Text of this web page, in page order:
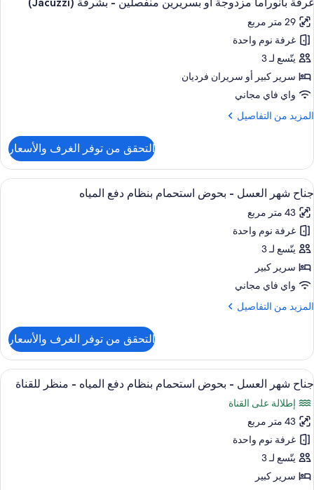
بسريرين
منفصلين
منظر
للقناة
جميع
صور
غرفة
بانوراما
مزدوجة
أو
بسريرين
منفصلين
29 متر مربع
غرفة نوم واحدة
يتّسع لـ 3
سرير كبير‫‬ أو سريران فرديان
واي فاي مجاني
المزيد من التفاصيل
المزيد
غرفة
بانوراما
مزدوجة
بسريرين
منفصلين
بشرفة
التحقق من توفر الغرف والأسعار
استعراض
جميع
صور
جناح
شهر
العسل
-
بحوض
استحمام
المياه
ألحفة محشوة بالريش وميني بار وخزنة
16
جناح شهر العسل - بحوض استحمام بنظام دفع المياه
43 متر مربع
غرفة نوم واحدة
يتّسع لـ 3
سرير كبير
واي فاي مجاني
المزيد من التفاصيل
المزيد
جناح
شهر
العسل
بحوض
استحمام
بنظام
دفع
المياه
التحقق من توفر الغرف والأسعار
استعراض
جميع
صور
جناح
شهر
العسل
-
ألحفة محشوة بالريش وميني بار وخزنة
11
جناح شهر العسل - بحوض استحمام بنظام دفع المياه - منظر للقناة
إطلالة على القناة
43 متر مربع
غرفة نوم واحدة
يتّسع لـ 3
سرير كبير